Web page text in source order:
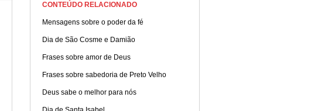
CONTEÚDO RELACIONADO
Mensagens sobre o poder da fé
Dia de São Cosme e Damião
Frases sobre amor de Deus
Frases sobre sabedoria de Preto Velho
Deus sabe o melhor para nós